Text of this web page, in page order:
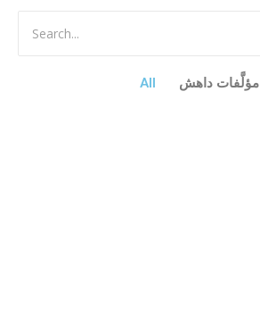
All مؤلَّفات داهش